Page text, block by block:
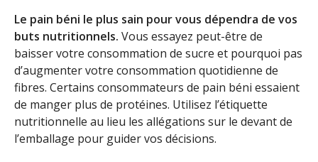
Le pain béni le plus sain pour vous dépendra de vos
buts nutritionnels. Vous essayez peut-être de
baisser votre consommation de sucre et pourquoi pas
d’augmenter votre consommation quotidienne de
fibres. Certains consommateurs de pain béni essaient
de manger plus de protéines. Utilisez l’étiquette
nutritionnelle au lieu les allégations sur le devant de
l’emballage pour guider vos décisions.